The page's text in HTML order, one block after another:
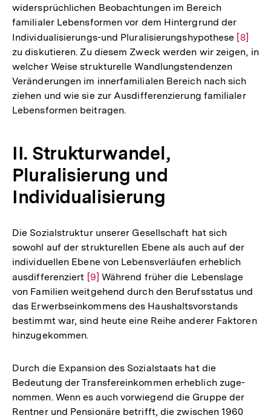
widersprüchlichen Beobachtungen im Bereich
familialer Lebensformen vor dem Hintergrund der
Individualisierungs-und Pluralisierungshypothese Zur
[8]
zu diskutieren. Zu diesem Zweck werden wir zeigen, in
welcher Weise strukturelle Wandlungstendenzen
Veränderungen im innerfamilialen Bereich nach sich
ziehen und wie sie zur Ausdifferenzierung familialer
Lebensformen beitragen.
II. Strukturwandel,
Pluralisierung und
Individualisierung
Die Sozialstruktur unserer Gesellschaft hat sich
sowohl auf der strukturellen Ebene als auch auf der
individuellen Ebene von Lebensverläufen erheblich
ausdifferenziert Zur
Auflösung
der
Fußnote
[9] Während früher die Lebenslage
von Familien weitgehend durch den Berufsstatus und
das Erwerbseinkommens des Haushaltsvorstands
bestimmt war, sind heute eine Reihe anderer Faktoren
hinzugekommen.
Durch die Expansion des Sozialstaats hat die
Bedeutung der Transfereinkommen erheblich zuge-
nommen. Wenn es auch vorwiegend die Gruppe der
Rentner und Pensionäre betrifft, die zwischen 1960